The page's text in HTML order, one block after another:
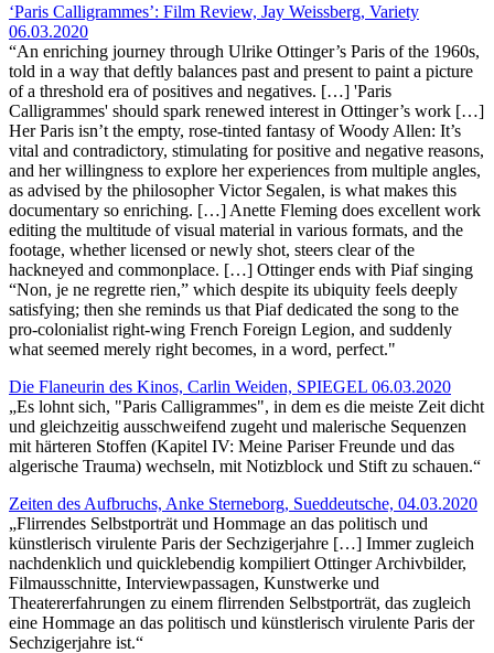
‘Paris Calligrammes’: Film Review, Jay Weissberg, Variety
06.03.2020
“An enriching journey through Ulrike Ottinger’s Paris of the 1960s,
told in a way that deftly balances past and present to paint a picture
of a threshold era of positives and negatives. […] 'Paris
Calligrammes' should spark renewed interest in Ottinger’s work […]
Her Paris isn’t the empty, rose-tinted fantasy of Woody Allen: It’s
vital and contradictory, stimulating for positive and negative reasons,
and her willingness to explore her experiences from multiple angles,
as advised by the philosopher Victor Segalen, is what makes this
documentary so enriching. […] Anette Fleming does excellent work
editing the multitude of visual material in various formats, and the
footage, whether licensed or newly shot, steers clear of the
hackneyed and commonplace. […] Ottinger ends with Piaf singing
“Non, je ne regrette rien,” which despite its ubiquity feels deeply
satisfying; then she reminds us that Piaf dedicated the song to the
pro-colonialist right-wing French Foreign Legion, and suddenly
what seemed merely right becomes, in a word, perfect."
Die Flaneurin des Kinos, Carlin Weiden, SPIEGEL 06.03.2020
„Es lohnt sich, "Paris Calligrammes", in dem es die meiste Zeit dicht
und gleichzeitig ausschweifend zugeht und malerische Sequenzen
mit härteren Stoffen (Kapitel IV: Meine Pariser Freunde und das
algerische Trauma) wechseln, mit Notizblock und Stift zu schauen.“
Zeiten des Aufbruchs, Anke Sterneborg, Sueddeutsche, 04.03.2020
„Flirrendes Selbstporträt und Hommage an das politisch und
künstlerisch virulente Paris der Sechzigerjahre […] Immer zugleich
nachdenklich und quicklebendig kompiliert Ottinger Archivbilder,
Filmausschnitte, Interviewpassagen, Kunstwerke und
Theatererfahrungen zu einem flirrenden Selbstporträt, das zugleich
eine Hommage an das politisch und künstlerisch virulente Paris der
Sechzigerjahre ist.“